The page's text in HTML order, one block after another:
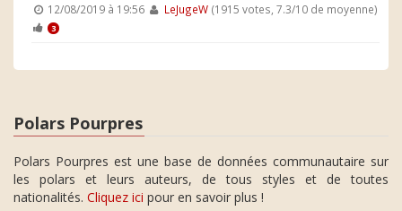
12/08/2019 à 19:56 LeJugeW(1915 votes, 7.3/10 de moyenne)
3
Polars Pourpres
Polars Pourpres est une base de données communautaire sur
les polars et leurs auteurs, de tous styles et de toutes
nationalités. Cliquez ici pour en savoir plus !